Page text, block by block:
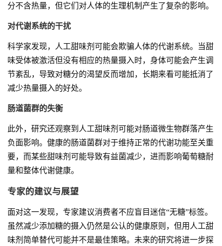
分不含热量，但它们对人体的生理机制产生了复杂的影响。
对代谢系统的干扰
科学家发现，人工甜味剂可能会欺骗人体的代谢系统。当甜
味受体被激活但没有相应的热量摄入时，身体可能会产生调
节紊乱，导致对糖分的渴望反而增加，长期来看可能抵消了
减少热量摄入的好处。
肠道菌群的失衡
此外，研究还观察到人工甜味剂可能对肠道微生物群落产生
负面影响。健康的肠道菌群对于维持正常的代谢功能至关重
要，而某些甜味剂可能导致有益菌减少，进而影响葡萄糖耐
量和整体代谢健康。
专家的建议与展望
面对这一发现，专家建议消费者不应盲目迷信“无糖”标签。
虽然减少添加糖的摄入仍然是公认的健康原则，但用人工甜
味剂简单替代可能并不是最佳策略。未来的研究将进一步探